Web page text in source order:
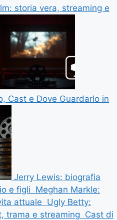
storia vera, streaming e
Cast e Dove Guardarlo in
Jerry Lewis: biografia
e figli Meghan Markle:
attuale Ugly Betty:
trama e streaming Cast di